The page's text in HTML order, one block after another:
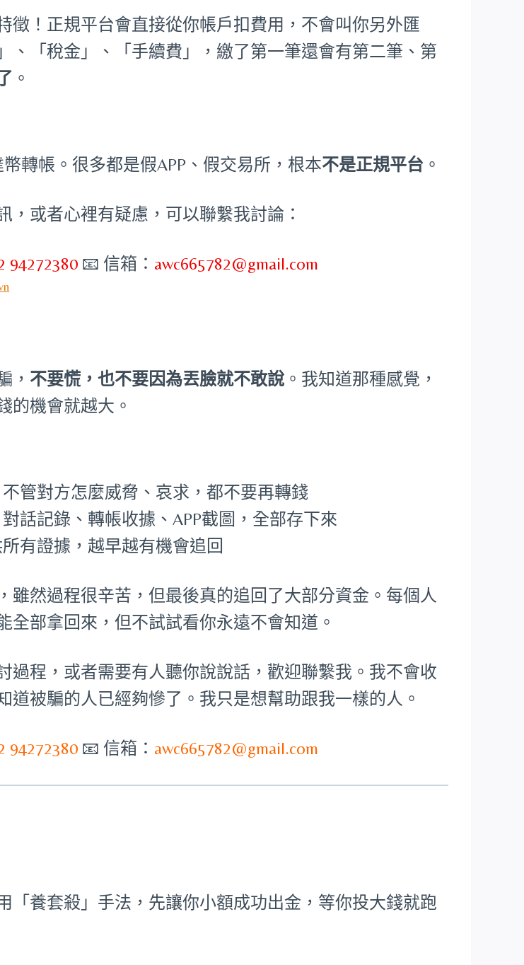
徵！正規平台會直接從你帳戶扣費用，不會叫你另外匯
、「稅金」、「手續費」，繳了第一筆還會有第二筆、第
。
轉帳。很多都是假APP、假交易所，根本不是正規平台 。
，或者心裡有疑慮，可以聯繫我討論：
94272380 📧 信箱： awc665782@gmail.com
， 不要慌，也不要因為丟臉就不敢說 。我知道那種感覺，
的機會就越大。
不管對方怎麼威脅、哀求，都不要再轉錢
對話記錄、轉帳收據、APP截圖，全部存下來
有證據，越早越有機會追回
雖然過程很辛苦，但最後真的追回了大部分資金。每個人
全部拿回來，但不試試看你永遠不會知道。
過程，或者需要有人聽你說說話，歡迎聯繫我。我不會收
道被騙的人已經夠慘了。我只是想幫助跟我一樣的人。
94272380 📧 信箱： awc665782@gmail.com
「養套殺」手法，先讓你小額成功出金，等你投大錢就跑